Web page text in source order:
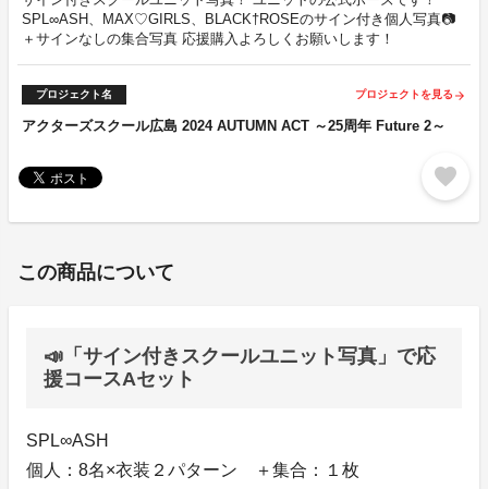
SPL∞ASH、MAX♡GIRLS、BLACK†ROSEのサイン付き個人写真📷
＋サインなしの集合写真 応援購入よろしくお願いします！
プロジェクト名 プロジェクトを見る arrow_forward
アクターズスクール広島 2024 AUTUMN ACT ～25周年 Future 2～
favorite
この商品について
📣「サイン付きスクールユニット写真」で応
援コースAセット
SPL∞ASH
個人：8名×衣装２パターン ＋集合：１枚